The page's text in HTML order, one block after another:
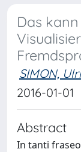
Das
SIMON,
2016-01-01
Abstract
In tanti